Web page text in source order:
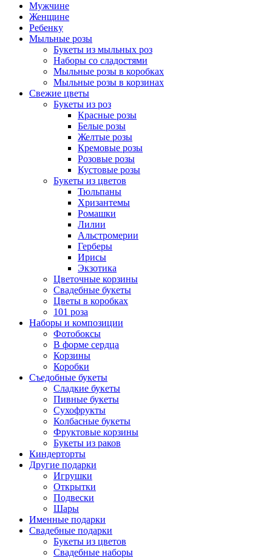
Мужчине
Женщине
Ребенку
Мыльные розы
Букеты из мыльных роз
Наборы со сладостями
Мыльные розы в коробках
Мыльные розы в корзинах
Свежие цветы
Букеты из роз
Красные розы
Белые розы
Желтые розы
Кремовые розы
Розовые розы
Кустовые розы
Букеты из цветов
Тюльпаны
Хризантемы
Ромашки
Лилии
Альстромерии
Герберы
Ириcы
Экзотика
Цветочные корзины
Свадебные букеты
Цветы в коробках
101 роза
Наборы и композиции
Фотобоксы
В форме сердца
Корзины
Коробки
Съедобные букеты
Сладкие букеты
Пивные букеты
Сухофрукты
Колбасные букеты
Фруктовые корзины
Букеты из раков
Киндерторты
Другие подарки
Игрушки
Открытки
Подвески
Шары
Именные подарки
Свадебные подарки
Букеты из цветов
Свадебные наборы